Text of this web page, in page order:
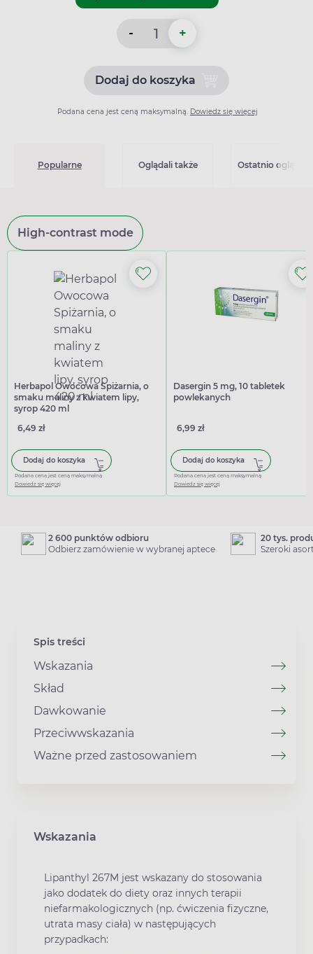
- +
Dodaj do koszykaDodaj do koszyka
Podana cena jest ceną maksymalną. Dowiedz się więcej
Popularne Oglądali także Ostatnio
High-contrast mode
Herbapol Owocowa Spiżarnia, o
smaku maliny z kwiatem lipy,
syrop 420 ml
6,49 zł
Dodaj do koszyka
Podana cena jest ceną maksymalną
Dowiedz się więcej
Dasergin 5 mg, 10 tabletek
powlekanych
6,99 zł
Dodaj do koszyka
Podana cena jest ceną maksymalną
Dowiedz się więcej
2 600 punktów odbioru
Odbierz zamówienie w wybranej aptece
20 tys.
Szeroki
Spis treści
Wskazania
Skład
Dawkowanie
Przeciwwskazania
Ważne przed zastosowaniem
Wskazania
Lipanthyl 267M jest wskazany do stosowania
jako dodatek do diety oraz innych terapii
niefarmakologicznych (np. ćwiczenia fizyczne,
utrata masy ciała) w następujących
przypadkach: